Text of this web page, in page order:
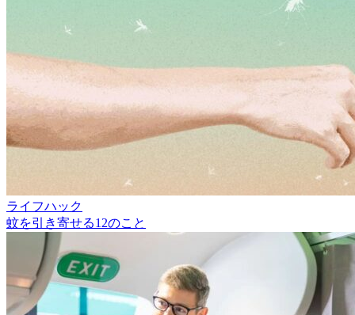
ライフハック
蚊を引き寄せる12のこと